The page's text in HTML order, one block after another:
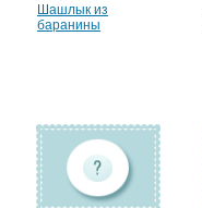
Шашлык из
баранины